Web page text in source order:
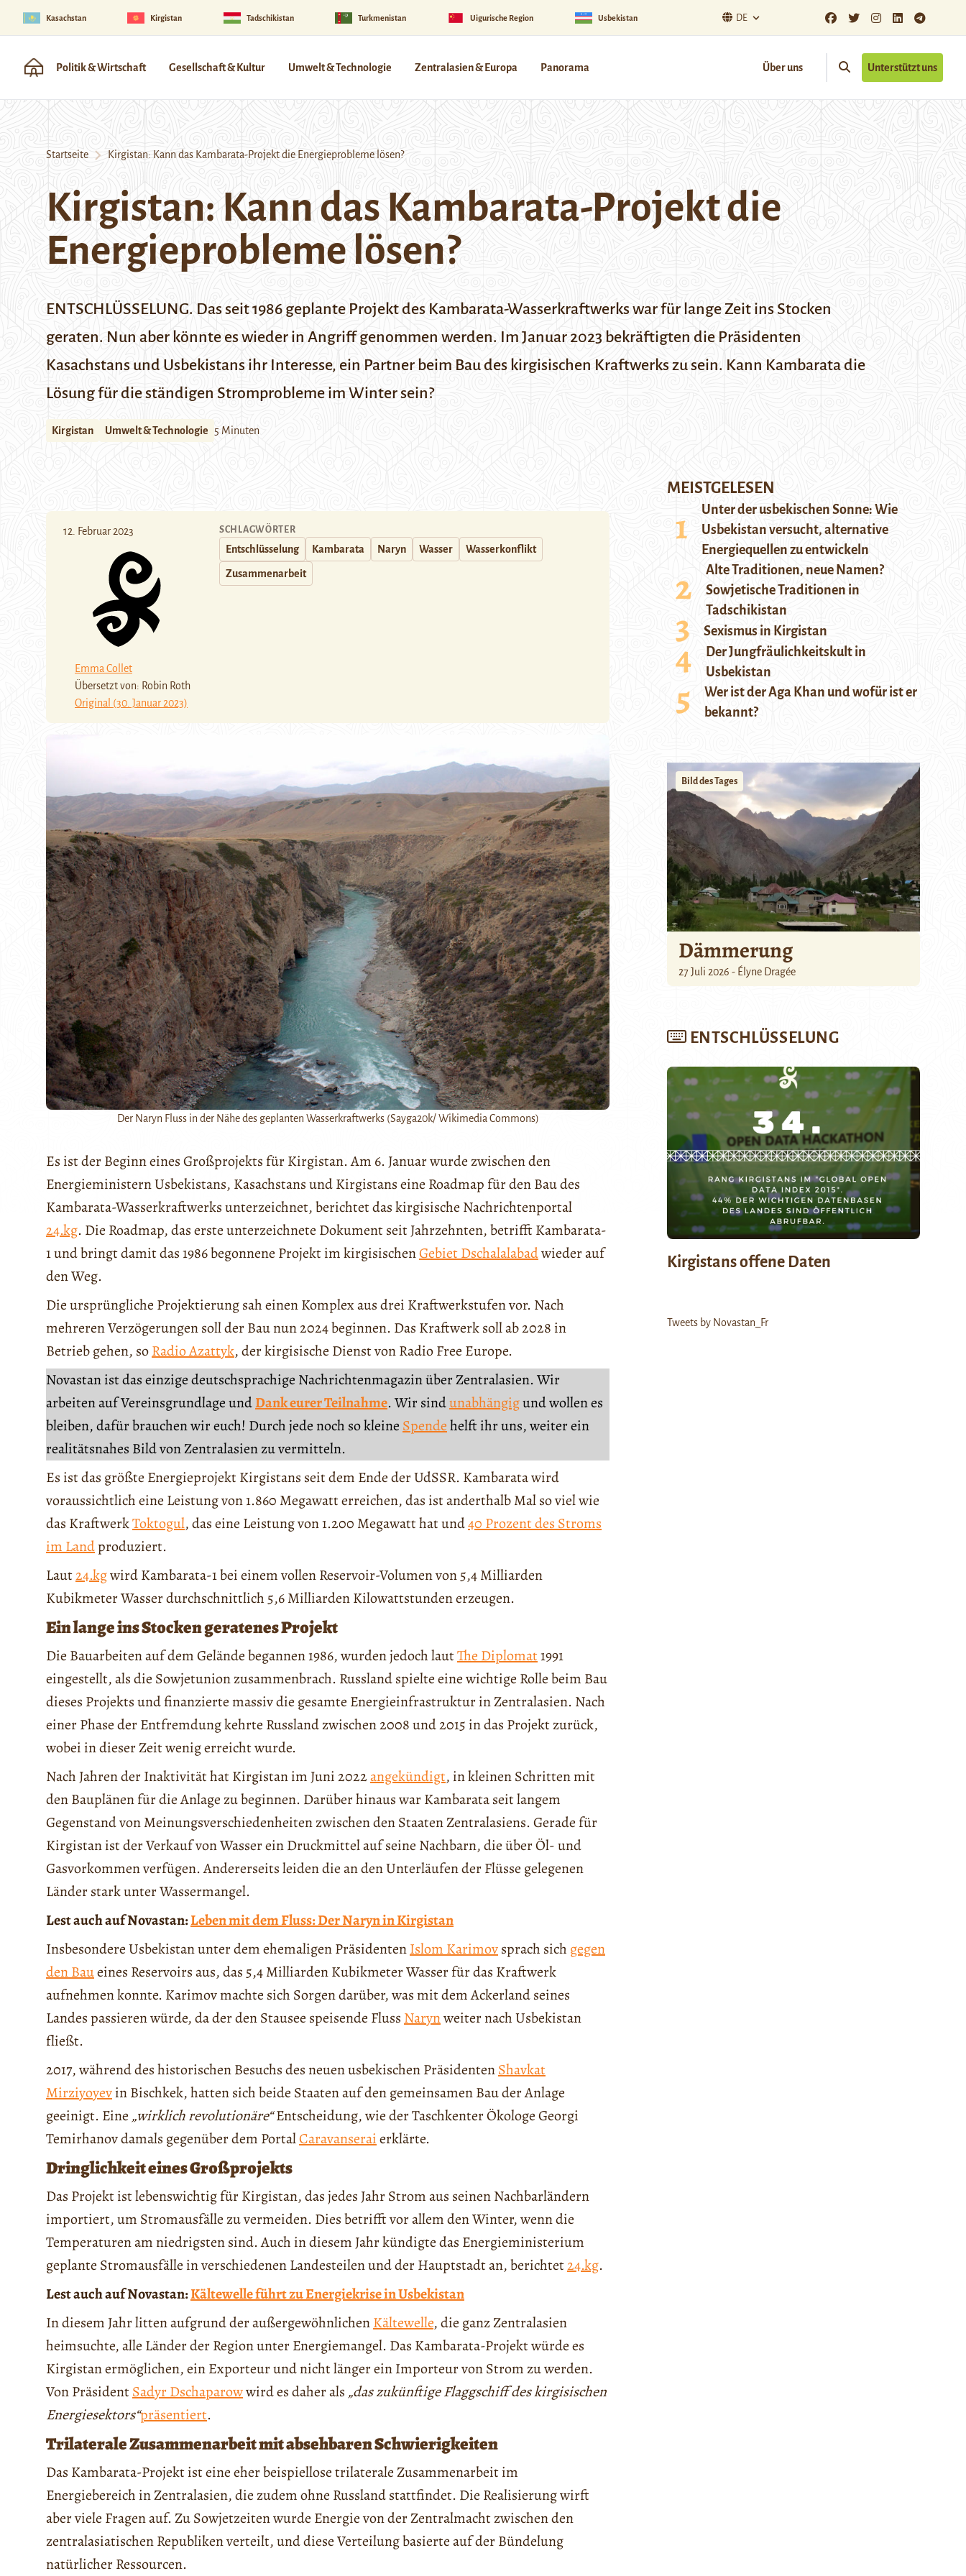
Kasachstan Kirgistan Tadschikistan Turkmenistan Uigurische Region Usbekistan DE
Politik & Wirtschaft Gesellschaft & Kultur Umwelt & Technologie Zentralasien & Europa Panorama Über uns Unterstützt uns
Startseite Kirgistan: Kann das Kambarata-Projekt die Energieprobleme lösen?
Kirgistan: Kann das Kambarata-Projekt die
Energieprobleme lösen?
ENTSCHLÜSSELUNG. Das seit 1986 geplante Projekt des Kambarata-Wasserkraftwerks war für lange Zeit ins Stocken
geraten. Nun aber könnte es wieder in Angriff genommen werden. Im Januar 2023 bekräftigten die Präsidenten
Kasachstans und Usbekistans ihr Interesse, ein Partner beim Bau des kirgisischen Kraftwerks zu sein. Kann Kambarata die
Lösung für die ständigen Stromprobleme im Winter sein?
Kirgistan Umwelt & Technologie 5 Minuten
12. Februar 2023
Emma Collet
Übersetzt von: Robin Roth
Original (30. Januar 2023)
SCHLAGWÖRTER
Entschlüsselung Kambarata Naryn Wasser Wasserkonflikt
Zusammenarbeit
Der Naryn Fluss in der Nähe des geplanten Wasserkraftwerks (Sayga20k/ Wikimedia Commons)
Es ist der Beginn eines Großprojekts für Kirgistan. Am 6. Januar wurde zwischen den
Energieministern Usbekistans, Kasachstans und Kirgistans eine Roadmap für den Bau des
Kambarata-Wasserkraftwerks unterzeichnet, berichtet das kirgisische Nachrichtenportal
24.kg. Die Roadmap, das erste unterzeichnete Dokument seit Jahrzehnten, betrifft Kambarata-
1 und bringt damit das 1986 begonnene Projekt im kirgisischenGebiet Dschalalabadwieder auf
den Weg.
Die ursprüngliche Projektierung sah einen Komplex aus drei Kraftwerkstufen vor. Nach
mehreren Verzögerungen soll der Bau nun 2024 beginnen. Das Kraftwerk soll ab 2028 in
Betrieb gehen, soRadio Azattyk, der kirgisische Dienst von Radio Free Europe.
Novastan ist das einzige deutschsprachige Nachrichtenmagazin über Zentralasien. Wir
arbeiten auf Vereinsgrundlage undDank eurer Teilnahme. Wir sindunabhängigund wollen es
bleiben, dafür brauchen wir euch! Durch jede noch so kleine Spendehelft ihr uns, weiter ein
realitätsnahes Bild von Zentralasien zu vermitteln.
Es ist das größte Energieprojekt Kirgistans seit dem Ende der UdSSR. Kambarata wird
voraussichtlich eine Leistung von 1.860 Megawatt erreichen, das ist anderthalb Mal so viel wie
das KraftwerkToktogul, das eine Leistung von 1.200 Megawatt hat und40 Prozent des Stroms
im Landproduziert.
Laut24.kgwird Kambarata-1 bei einem vollen Reservoir-Volumen von 5,4 Milliarden
Kubikmeter Wasser durchschnittlich 5,6 Milliarden Kilowattstunden erzeugen.
Ein lange ins Stocken geratenes Projekt
Die Bauarbeiten auf dem Gelände begannen 1986, wurden jedoch lautThe Diplomat1991
eingestellt, als die Sowjetunion zusammenbrach. Russland spielte eine wichtige Rolle beim Bau
dieses Projekts und finanzierte massiv die gesamte Energieinfrastruktur in Zentralasien. Nach
einer Phase der Entfremdung kehrte Russland zwischen 2008 und 2015 in das Projekt zurück,
wobei in dieser Zeit wenig erreicht wurde.
Nach Jahren der Inaktivität hat Kirgistan im Juni 2022angekündigt, in kleinen Schritten mit
den Bauplänen für die Anlage zu beginnen. Darüber hinaus war Kambarata seit langem
Gegenstand von Meinungsverschiedenheiten zwischen den Staaten Zentralasiens. Gerade für
Kirgistan ist der Verkauf von Wasser ein Druckmittel auf seine Nachbarn, die über Öl- und
Gasvorkommen verfügen. Andererseits leiden die an den Unterläufen der Flüsse gelegenen
Länder stark unter Wassermangel.
Lest auch auf Novastan:Leben mit dem Fluss: Der Naryn in Kirgistan
Insbesondere Usbekistan unter dem ehemaligen PräsidentenIslom Karimovsprach sich gegen
den Baueines Reservoirs aus, das 5,4 Milliarden Kubikmeter Wasser für das Kraftwerk
aufnehmen konnte. Karimov machte sich Sorgen darüber, was mit dem Ackerland seines
Landes passieren würde, da der den Stausee speisende Fluss Narynweiter nach Usbekistan
fließt.
2017, während des historischen Besuchs des neuen usbekischen PräsidentenShavkat
Mirziyoyevin Bischkek, hatten sich beide Staaten auf den gemeinsamen Bau der Anlage
geeinigt. Eine „wirklich revolutionäre“Entscheidung, wie der Taschkenter Ökologe Georgi
Temirhanov damals gegenüber dem PortalCaravanseraierklärte.
Dringlichkeit eines Großprojekts
Das Projekt ist lebenswichtig für Kirgistan, das jedes Jahr Strom aus seinen Nachbarländern
importiert, um Stromausfälle zu vermeiden. Dies betrifft vor allem den Winter, wenn die
Temperaturen am niedrigsten sind. Auch in diesem Jahr kündigte das Energieministerium
geplante Stromausfälle in verschiedenen Landesteilen und der Hauptstadt an, berichtet24.kg.
Lest auch auf Novastan:Kältewelle führt zu Energiekrise in Usbekistan
In diesem Jahr litten aufgrund der außergewöhnlichenKältewelle, die ganz Zentralasien
heimsuchte, alle Länder der Region unter Energiemangel. Das Kambarata-Projekt würde es
Kirgistan ermöglichen, ein Exporteur und nicht länger ein Importeur von Strom zu werden.
Von PräsidentSadyr Dschaparowwird es daher als „das zukünftige Flaggschiff des kirgisischen
Energiesektors“präsentiert.
Trilaterale Zusammenarbeit mit absehbaren Schwierigkeiten
Das Kambarata-Projekt ist eine eher beispiellose trilaterale Zusammenarbeit im
Energiebereich in Zentralasien, die zudem ohne Russland stattfindet. Die Realisierung wirft
aber viele Fragen auf. Zu Sowjetzeiten wurde Energie von der Zentralmacht zwischen den
zentralasiatischen Republiken verteilt, und diese Verteilung basierte auf der Bündelung
natürlicher Ressourcen.
MEISTGELESEN
Unter der usbekischen Sonne: Wie
Usbekistan versucht, alternative
Energiequellen zu entwickeln
Alte Traditionen, neue Namen?
Sowjetische Traditionen in
Tadschikistan
Sexismus in Kirgistan
Der Jungfräulichkeitskult in
Usbekistan
Wer ist der Aga Khan und wofür ist er
bekannt?
Bild des Tages
Dämmerung
27 Juli 2026 - Élyne Dragée
ENTSCHLÜSSELUNG
Kirgistans offene Daten
Tweets by Novastan_Fr